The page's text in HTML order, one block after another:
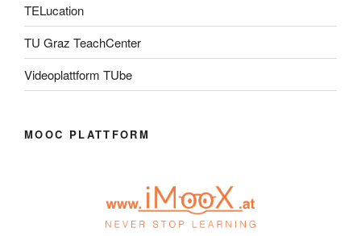
TELucation
TU Graz TeachCenter
Videoplattform TUbe
MOOC PLATTFORM